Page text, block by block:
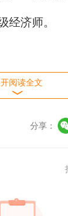
经济师。
、现场发
生采取邮寄
现场加盖钢
阅读全文
分享：